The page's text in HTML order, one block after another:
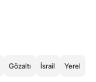
Gözaltı İsrail Yerel